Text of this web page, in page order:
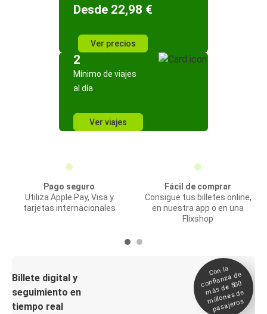
Desde 22,98 €
Ver precios
2
Mínimo de viajes
al día
Ver viajes
Pago seguro
Utiliza Apple Pay, Visa y
tarjetas internacionales
Fácil de comprar
Consigue tus billetes online,
en nuestra app o en una
Flixshop
Billete digital y
seguimiento en
tiempo real
Con la
confianza de
más de 500
millones de
pasajeros